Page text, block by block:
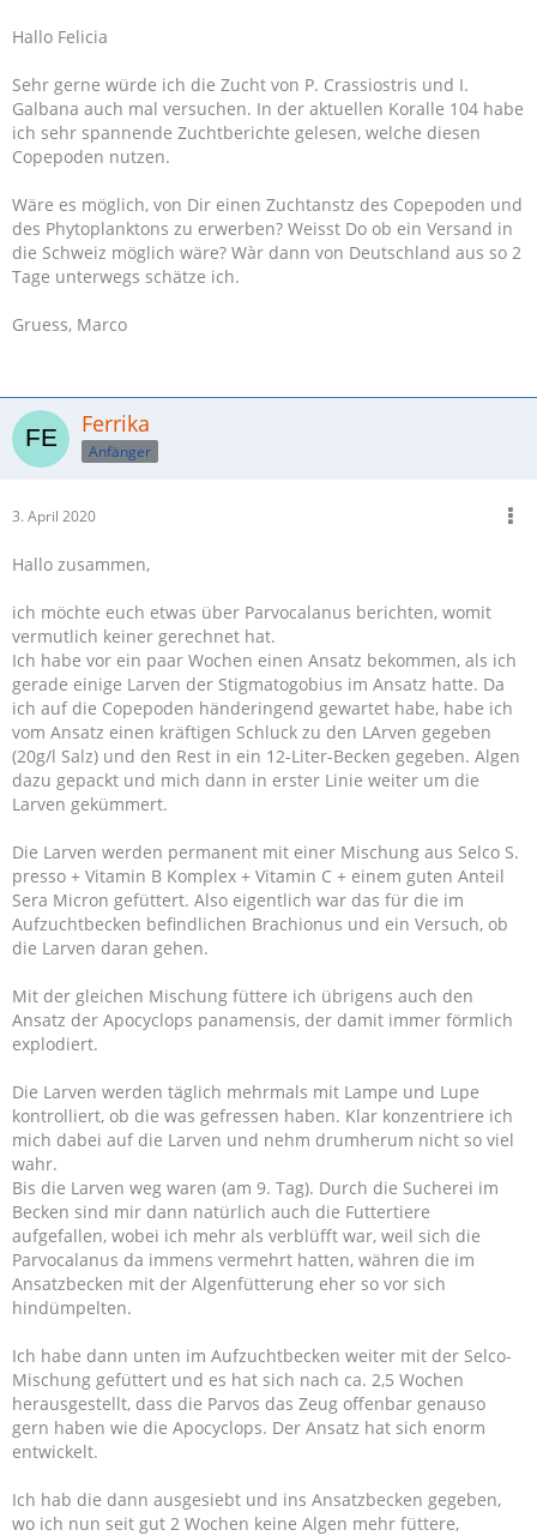
Hallo Felicia
Sehr gerne würde ich die Zucht von P. Crassiostris und I.
Galbana auch mal versuchen. In der aktuellen Koralle 104 habe
ich sehr spannende Zuchtberichte gelesen, welche diesen
Copepoden nutzen.
Wäre es möglich, von Dir einen Zuchtanstz des Copepoden und
des Phytoplanktons zu erwerben? Weisst Do ob ein Versand in
die Schweiz möglich wäre? Wàr dann von Deutschland aus so 2
Tage unterwegs schätze ich.
Gruess, Marco
Ferrika
Anfänger
3. April 2020
Hallo zusammen,
ich möchte euch etwas über Parvocalanus berichten, womit
vermutlich keiner gerechnet hat.
Ich habe vor ein paar Wochen einen Ansatz bekommen, als ich
gerade einige Larven der Stigmatogobius im Ansatz hatte. Da
ich auf die Copepoden händeringend gewartet habe, habe ich
vom Ansatz einen kräftigen Schluck zu den LArven gegeben
(20g/l Salz) und den Rest in ein 12-Liter-Becken gegeben. Algen
dazu gepackt und mich dann in erster Linie weiter um die
Larven gekümmert.
Die Larven werden permanent mit einer Mischung aus Selco S.
presso + Vitamin B Komplex + Vitamin C + einem guten Anteil
Sera Micron gefüttert. Also eigentlich war das für die im
Aufzuchtbecken befindlichen Brachionus und ein Versuch, ob
die Larven daran gehen.
Mit der gleichen Mischung füttere ich übrigens auch den
Ansatz der Apocyclops panamensis, der damit immer förmlich
explodiert.
Die Larven werden täglich mehrmals mit Lampe und Lupe
kontrolliert, ob die was gefressen haben. Klar konzentriere ich
mich dabei auf die Larven und nehm drumherum nicht so viel
wahr.
Bis die Larven weg waren (am 9. Tag). Durch die Sucherei im
Becken sind mir dann natürlich auch die Futtertiere
aufgefallen, wobei ich mehr als verblüfft war, weil sich die
Parvocalanus da immens vermehrt hatten, währen die im
Ansatzbecken mit der Algenfütterung eher so vor sich
hindümpelten.
Ich habe dann unten im Aufzuchtbecken weiter mit der Selco-
Mischung gefüttert und es hat sich nach ca. 2,5 Wochen
herausgestellt, dass die Parvos das Zeug offenbar genauso
gern haben wie die Apocyclops. Der Ansatz hat sich enorm
entwickelt.
Ich hab die dann ausgesiebt und ins Ansatzbecken gegeben,
wo ich nun seit gut 2 Wochen keine Algen mehr füttere,